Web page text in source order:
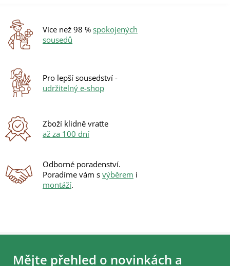
Více než 98 % spokojených
sousedů
Pro lepší sousedství -
udržitelný e-shop
Zboží klidně vraťte
až za 100 dní
Odborné poradenství.
Poradíme vám s výběrem i
montáží.
Z
Mějte přehled o novinkách a